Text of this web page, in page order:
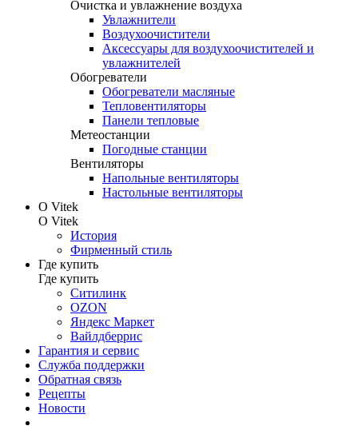
Очистка и увлажнение воздуха
Увлажнители
Воздухоочистители
Аксессуары для воздухоочистителей и
увлажнителей
Обогреватели
Обогреватели масляные
Тепловентиляторы
Панели тепловые
Метеостанции
Погодные станции
Вентиляторы
Напольные вентиляторы
Настольные вентиляторы
О Vitek
О Vitek
История
Фирменный стиль
Где купить
Где купить
Ситилинк
OZON
Яндекс Маркет
Вайлдберрис
Гарантия и сервис
Служба поддержки
Обратная связь
Рецепты
Новости